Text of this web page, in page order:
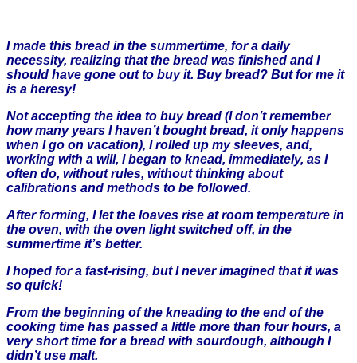
I made this bread in the summertime, for a daily
necessity, realizing that the bread was finished and I
should have gone out to buy it. Buy bread? But for me it
is a heresy!
Not accepting the idea to ​​buy bread (I don’t remember
how many years I haven’t bought bread, it only happens
when I go on vacation), I rolled up my sleeves, and,
working with a will, I began to knead, immediately, as I
often do, without rules, without thinking about
calibrations and methods to be followed.
After forming, I let the loaves rise at room temperature in
the oven, with the oven light switched off, in the
summertime it’s better.
I hoped for a fast-rising, but I never imagined that it was
so quick!
From the beginning of the kneading to the end of the
cooking time has passed a little more than four hours, a
very short time for a bread with sourdough, although I
didn’t use malt.